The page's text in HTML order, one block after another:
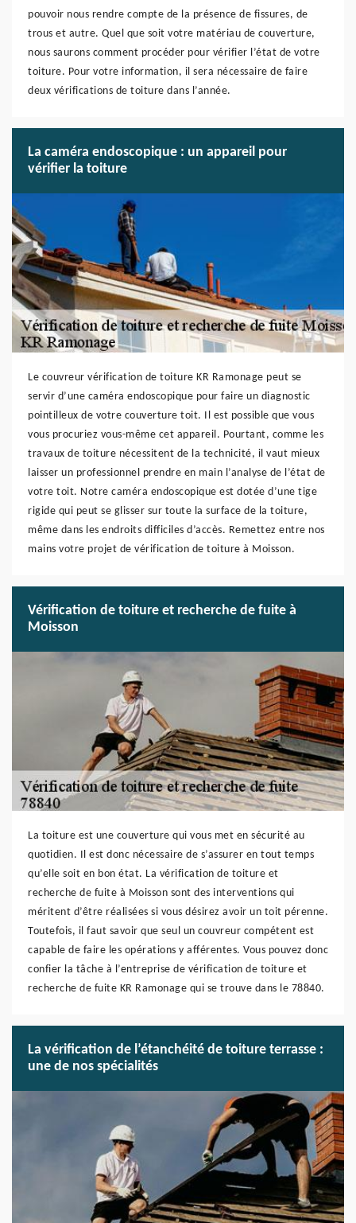
pouvoir nous rendre compte de la présence de fissures, de
trous et autre. Quel que soit votre matériau de couverture,
nous saurons comment procéder pour vérifier l’état de votre
toiture. Pour votre information, il sera nécessaire de faire
deux vérifications de toiture dans l’année.
La caméra endoscopique : un appareil pour
vérifier la toiture
Le couvreur vérification de toiture KR Ramonage peut se
servir d’une caméra endoscopique pour faire un diagnostic
pointilleux de votre couverture toit. Il est possible que vous
vous procuriez vous-même cet appareil. Pourtant, comme les
travaux de toiture nécessitent de la technicité, il vaut mieux
laisser un professionnel prendre en main l’analyse de l’état de
votre toit. Notre caméra endoscopique est dotée d’une tige
rigide qui peut se glisser sur toute la surface de la toiture,
même dans les endroits difficiles d’accès. Remettez entre nos
mains votre projet de vérification de toiture à Moisson.
Vérification de toiture et recherche de fuite à
Moisson
La toiture est une couverture qui vous met en sécurité au
quotidien. Il est donc nécessaire de s’assurer en tout temps
qu’elle soit en bon état. La vérification de toiture et
recherche de fuite à Moisson sont des interventions qui
méritent d’être réalisées si vous désirez avoir un toit pérenne.
Toutefois, il faut savoir que seul un couvreur compétent est
capable de faire les opérations y afférentes. Vous pouvez donc
confier la tâche à l’entreprise de vérification de toiture et
recherche de fuite KR Ramonage qui se trouve dans le 78840.
La vérification de l’étanchéité de toiture terrasse :
une de nos spécialités